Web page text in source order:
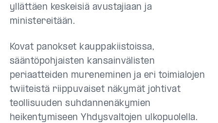
yllättäen keskeisiä avustajiaan ja
ministereitään.
Kovat panokset kauppakiistoissa,
sääntöpohjaisten kansainvälisten
periaatteiden mureneminen ja eri toimialojen
twiiteistä riippuvaiset näkymät johtivat
teollisuuden suhdannenäkymien
heikentymiseen Yhdysvaltojen ulkopuolella.